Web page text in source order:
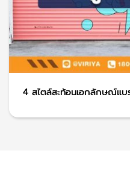
4 สไตล์สะท้อนเอกลักษณ์แ